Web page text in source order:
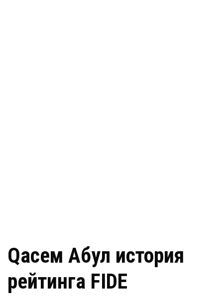
Qасем Абул история
рейтинга FIDE